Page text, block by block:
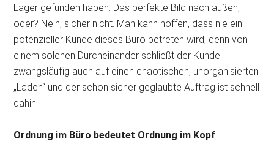
Lager gefunden haben. Das perfekte Bild nach außen,
oder? Nein, sicher nicht. Man kann hoffen, dass nie ein
potenzieller Kunde dieses Büro betreten wird, denn von
einem solchen Durcheinander schließt der Kunde
zwangsläufig auch auf einen chaotischen, unorganisierten
„Laden“ und der schon sicher geglaubte Auftrag ist schnell
dahin.
Ordnung im Büro bedeutet Ordnung im Kopf